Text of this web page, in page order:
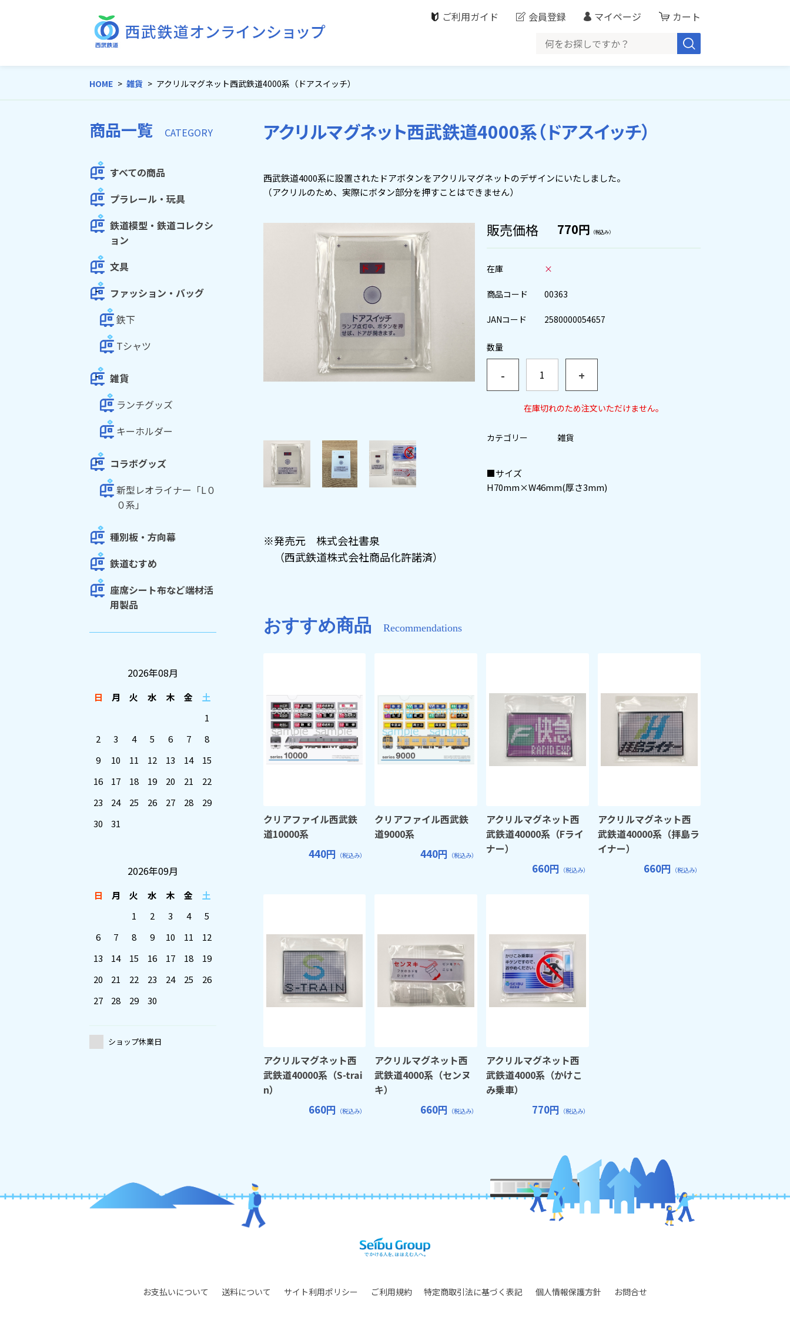
ご利用ガイド 会員登録 マイページ カート
HOME 雑貨 アクリルマグネット西武鉄道4000系（ドアスイッチ）
アクリルマグネット西武鉄道4000系（ドアスイッチ）
西武鉄道4000系に設置されたドアボタンをアクリルマグネットのデザインにいたしました。
（アクリルのため、実際にボタン部分を押すことはできません）
販売価格 770円 （税込み）
在庫 ×
商品コード 00363
JANコード 2580000054657
数量
- +
在庫切れのため注文いただけません。
カテゴリー 雑貨
■サイズ
H70mm×W46mm(厚さ3mm)
※発売元 株式会社書泉
（西武鉄道株式会社商品化許諾済）
おすすめ商品 Recommendations
クリアファイル西武鉄
道10000系
440円 （税込み）
クリアファイル西武鉄
道9000系
440円 （税込み）
アクリルマグネット西
武鉄道40000系（Fライ
ナー）
660円 （税込み）
アクリルマグネット西
武鉄道40000系（拝島ラ
イナー）
660円 （税込み）
アクリルマグネット西
武鉄道40000系（S-trai
n）
660円 （税込み）
アクリルマグネット西
武鉄道4000系（センヌ
キ）
660円 （税込み）
アクリルマグネット西
武鉄道4000系（かけこ
み乗車）
770円 （税込み）
商品一覧 CATEGORY
すべての商品
プラレール・玩具
鉄道模型・鉄道コレクシ
ョン
文具
ファッション・バッグ
鉄下
Tシャツ
雑貨
ランチグッズ
キーホルダー
コラボグッズ
新型レオライナー「L０
０系」
種別板・方向幕
鉄道むすめ
座席シート布など端材活
用製品
2026年08月
日 月 火 水 木 金
土
1
2
3 4 5 6 7
8
9
10 11 12 13 14
15
16
17 18 19 20 21
22
23
24 25 26 27 28
29
30
31
2026年09月
日 月 火 水 木 金
土
1
2 3 4
5
6
7 8 9 10 11
12
13
14 15 16 17 18
19
20
21 22 23 24 25
26
27
28 29 30
ショップ休業日
お支払いについて 送料について サイト利用ポリシー ご利用規約 特定商取引法に基づく表記 個人情報保護方針 お問合せ